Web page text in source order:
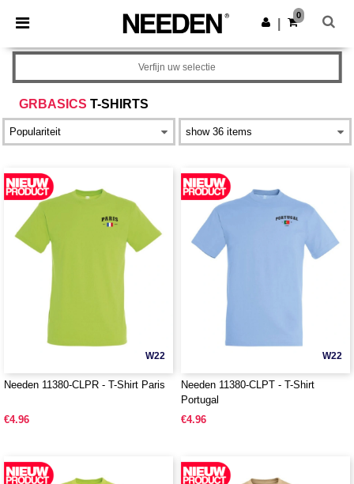
× Needen-app
Betere prijzen in de app!
Download app
0
GRBASICS T-SHIRTS
Verfijn uw selectie
W22
Needen 11380-CLPR - T-Shirt Paris
€4.96
W22
Needen 11380-CLPT - T-Shirt
Portugal
€4.96